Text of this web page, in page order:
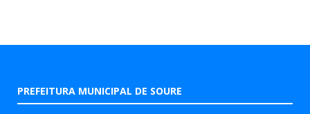
PREFEITURA MUNICIPAL DE SOURE